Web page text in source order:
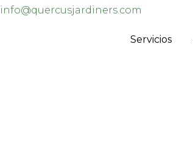
info@quercusjardiners.com
Servicios